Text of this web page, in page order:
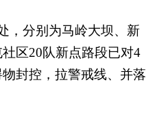
分别为马岭大坝、新
区20队新点路段已对4
封控，拉警戒线、并落